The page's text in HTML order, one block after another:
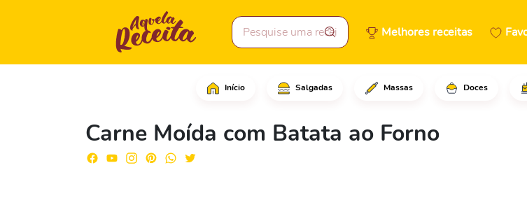
Melhores receitas
Início Salgadas Massas Doces
Carne Moída com Batata ao Forno
Corte em cubinhos 900 gramas de